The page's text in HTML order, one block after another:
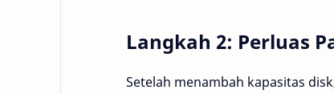
Langkah 2: Perluas
Setelah menambah kapasitas